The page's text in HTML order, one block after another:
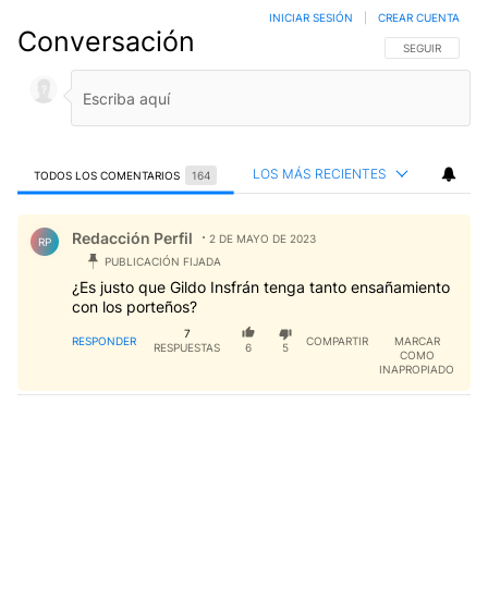
Conversación SIGA ESTA
SEGUIR
INICIAR SESIÓN CREAR CUENTA
TODOS LOS COMENTARIOS 164 LOS MÁS RECIENTES
Todos los comentarios
Comentario de Redacción Perfil.
RP Redacción Perfil
2 DE MAYO DE 2023
PUBLICACIÓN FIJADA
¿Es justo que Gildo Insfrán tenga tanto ensañamiento
con los porteños?
RESPONDER
7
RESPUESTAS
6 5
COMPARTIR
MARCAR
COMO
INAPROPIADO